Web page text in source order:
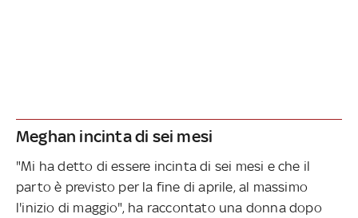
Meghan incinta di sei mesi
"Mi ha detto di essere incinta di sei mesi e che il
parto è previsto per la fine di aprile, al massimo
l'inizio di maggio", ha raccontato una donna dopo